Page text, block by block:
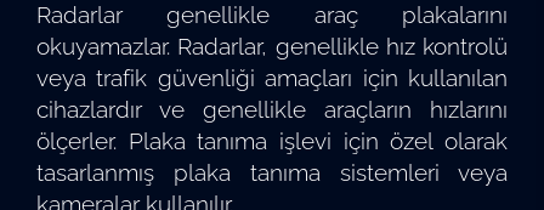
Radarlar genellikle araç plakalarını
okuyamazlar. Radarlar, genellikle hız kontrolü
veya trafik güvenliği amaçları için kullanılan
cihazlardır ve genellikle araçların hızlarını
ölçerler. Plaka tanıma işlevi için özel olarak
tasarlanmış plaka tanıma sistemleri veya
kameralar kullanılır.